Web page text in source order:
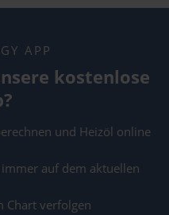
APP
kostenlose
und Heizöl online
auf dem aktuellen
Chart verfolgen